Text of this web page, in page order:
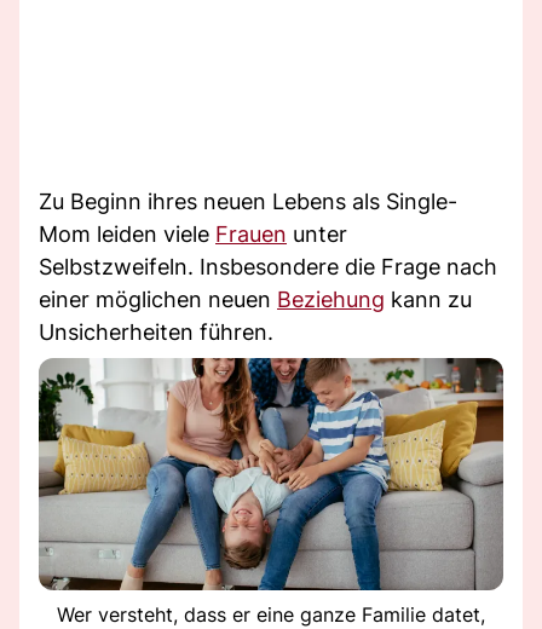
Zu Beginn ihres neuen Lebens als Single-
Mom leiden viele Frauen unter
Selbstzweifeln. Insbesondere die Frage nach
einer möglichen neuen Beziehung kann zu
Unsicherheiten führen.
Wer versteht, dass er eine ganze Familie datet,